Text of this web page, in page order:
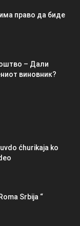
право да биде
– Дали
виновник?
ćhurikaja ko
Srbija “